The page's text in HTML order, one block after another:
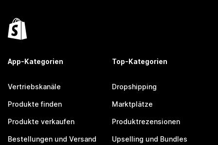
App-Kategorien
Vertriebskanäle
Produkte finden
Produkte verkaufen
Bestellungen und Versand
Top-Kategorien
Dropshipping
Marktplätze
Produktrezensionen
Upselling und Bundles